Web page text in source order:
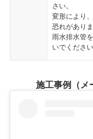
さい。
変形により
恐れがありま
雨水排水管
いでください
施工事例（メ